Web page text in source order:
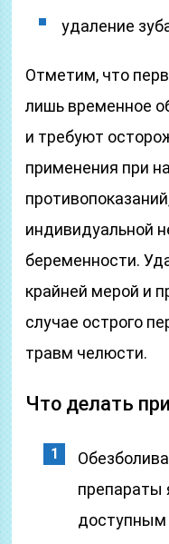
удаление
Отметим, что
лишь временное
и требуют
применения при
индивидуальной
беременности.
крайней мерой и
случае острого
травм челюсти.
Что делать
доступным